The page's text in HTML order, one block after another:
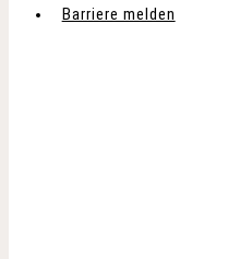
Barriere melden